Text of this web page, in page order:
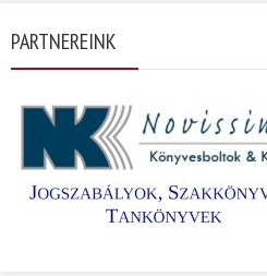
PARTNEREINK